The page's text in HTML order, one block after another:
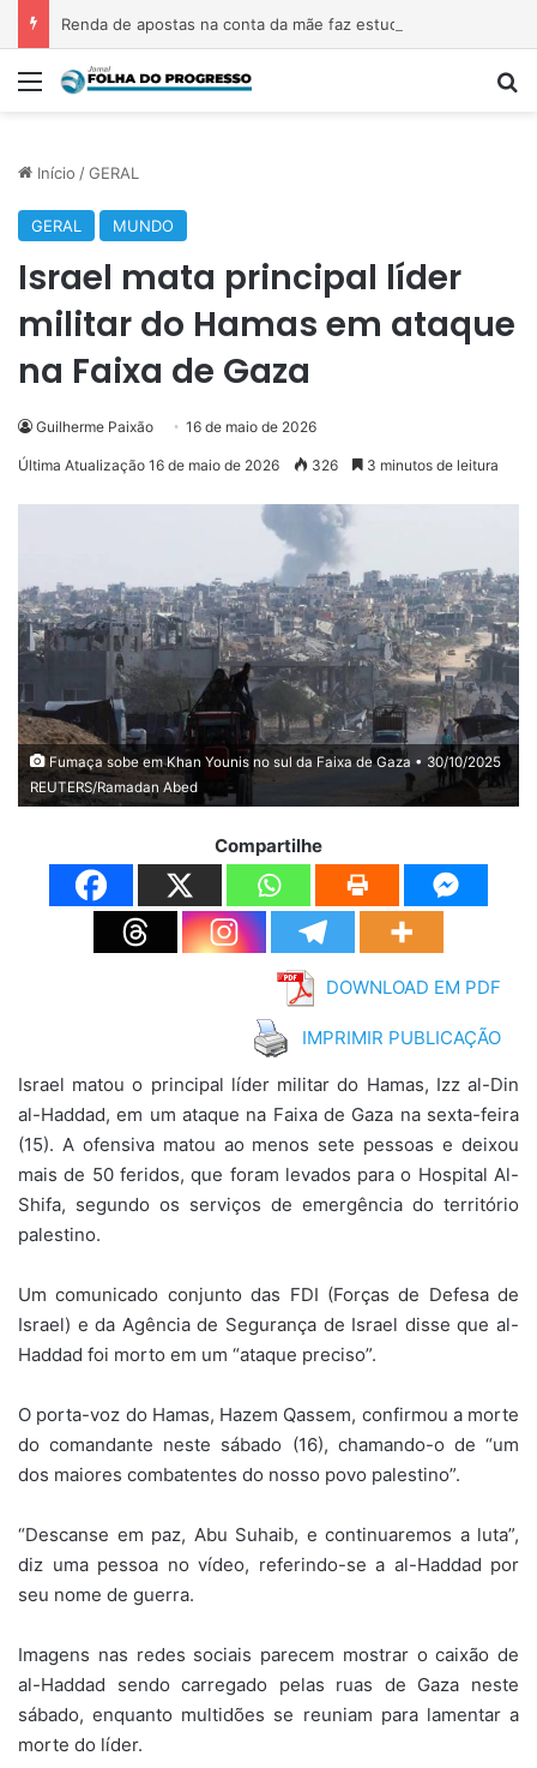
Menu
Início /GERAL
GERAL MUNDO
Israel mata principal líder
militar do Hamas em ataque
na Faixa de Gaza
Guilherme Paixão 16 de maio de 2026
Última Atualização 16 de maio de 2026 326 3 minutos de leitura
Fumaça sobe em Khan Younis no sul da Faixa de Gaza • 30/10/2025
REUTERS/Ramadan Abed
Compartilhe
DOWNLOAD EM PDF
IMPRIMIR PUBLICAÇÃO
Israel matou o principal líder militar do Hamas, Izz al-Din
al-Haddad, em um ataque na Faixa de Gaza na sexta-feira
(15). A ofensiva matou ao menos sete pessoas e deixou
mais de 50 feridos, que foram levados para o Hospital Al-
Shifa, segundo os serviços de emergência do território
palestino.
Um comunicado conjunto das FDI (Forças de Defesa de
Israel) e da Agência de Segurança de Israel disse que al-
Haddad foi morto em um “ataque preciso”.
O porta-voz do Hamas, Hazem Qassem, confirmou a morte
do comandante neste sábado (16), chamando-o de “um
dos maiores combatentes do nosso povo palestino”.
“Descanse em paz, Abu Suhaib, e continuaremos a luta”,
diz uma pessoa no vídeo, referindo-se a al-Haddad por
seu nome de guerra.
Imagens nas redes sociais parecem mostrar o caixão de
al-Haddad sendo carregado pelas ruas de Gaza neste
sábado, enquanto multidões se reuniam para lamentar a
morte do líder.